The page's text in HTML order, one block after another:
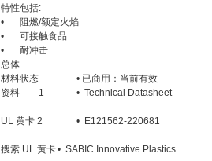
特性包括:
•
阻燃/额定火焰
•
可接触食品
•
耐冲击
总体
材料状态
• 已商用：当前有效
资料
1 • Technical Datasheet
UL 黄卡 2 • E121562-220681
搜索 UL 黄卡• SABIC Innovative Plastics